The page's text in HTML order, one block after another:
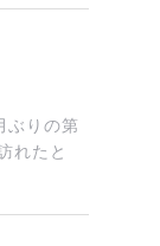
ぶりの第
れたと